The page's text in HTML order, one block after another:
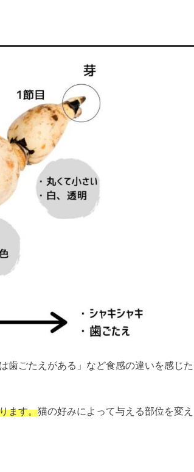
歯ごたえがある」など食感の違いを感じた
ます。猫の好みによって与える部位を変え